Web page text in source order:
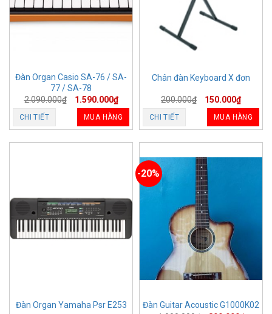
Đàn Organ Casio SA-76 / SA-
77 / SA-78
2.090.000₫ 1.590.000₫
CHI TIẾT MUA HÀNG
Chân đàn Keyboard X đơn
200.000₫ 150.000₫
CHI TIẾT MUA HÀNG
Đàn Organ Yamaha Psr E253
-20%
Đàn Guitar Acoustic G1000K02